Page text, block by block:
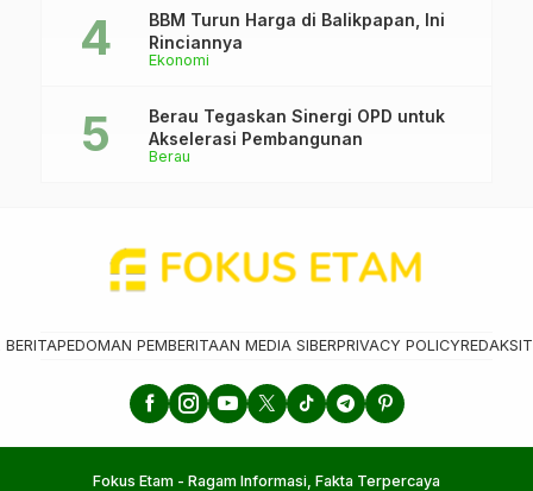
Ekonomi
BBM Turun Harga di Balikpapan, Ini
Rinciannya
Berau
Berau Tegaskan Sinergi OPD untuk
Akselerasi Pembangunan
BERITAPEDOMAN PEMBERITAAN MEDIA SIBERPRIVACY POLICYREDAKSI
Fokus Etam - Ragam Informasi, Fakta Terpercaya